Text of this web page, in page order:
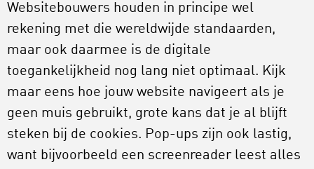
Websitebouwers houden in principe wel
rekening met die wereldwijde standaarden,
maar ook daarmee is de digitale
toegankelijkheid nog lang niet optimaal. Kijk
maar eens hoe jouw website navigeert als je
geen muis gebruikt, grote kans dat je al blijft
steken bij de cookies. Pop-ups zijn ook lastig,
want bijvoorbeeld een screenreader leest alles